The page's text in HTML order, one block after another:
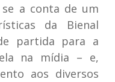
se a conta de um
da Bienal
partida para a
na mídia – e,
aos diversos